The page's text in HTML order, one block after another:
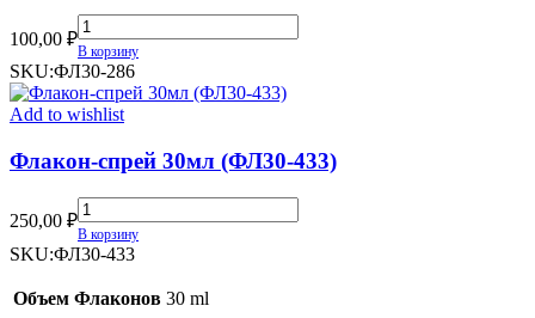
100,00 ₽
Флакон-
спрей
30мл
(ФЛ30-
286)
СО
СКИДКОЙ)
quantity
В корзину
SKU:ФЛ30-286
Add to wishlist
Флакон-спрей 30мл (ФЛ30-433)
250,00 ₽
Флакон-
спрей
30мл
433)
В корзину
SKU:ФЛ30-433
Объем Флаконов 30 ml